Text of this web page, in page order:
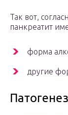
Так вот,
панкреатит
форма
другие